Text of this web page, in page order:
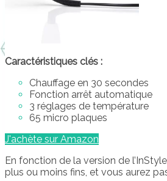
Caractéristiques clés :
Chauffage en 30 secondes
Fonction arrêt automatique
3 réglages de température
65 micro plaques
J'achète sur Amazon
En fonction de la version de
plus ou moins fins, et vous aurez